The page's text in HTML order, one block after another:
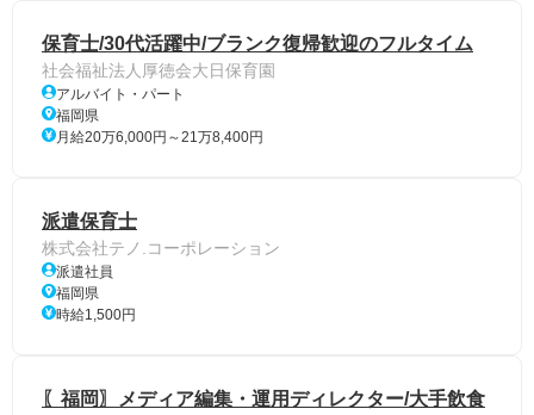
保育士/30代活躍中/ブランク復帰歓迎のフルタイム
社会福祉法人厚徳会大日保育園
アルバイト・パート
福岡県
月給20万6,000円～21万8,400円
派遣保育士
株式会社テノ.コーポレーション
派遣社員
福岡県
時給1,500円
〖福岡〗メディア編集・運用ディレクター/大手飲食